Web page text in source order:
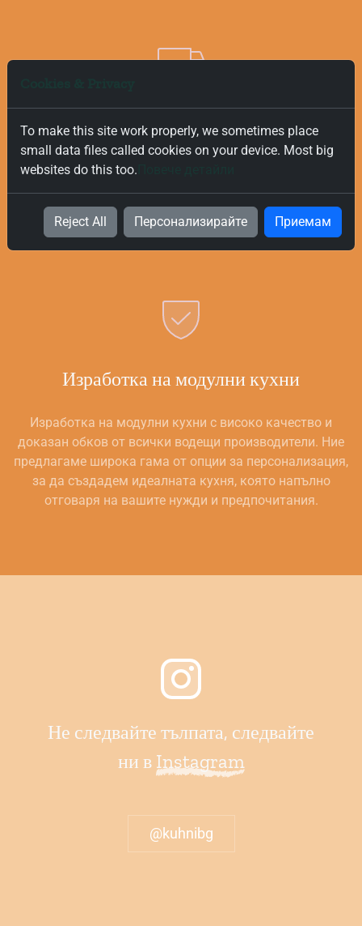
Безплатна и Бърза Доставка
Ние ценим вашето време и за това предлагаме бърза и
тяхната стойност. Нашата цел е да ви предоставим
най-добрите продукти за вашата кухня възможно най-
бързо и безпроблемно.
Изработка на модулни кухни
Изработка на модулни кухни с високо качество и
доказан обков от всички водещи производители. Ние
предлагаме широка гама от опции за персонализация,
за да създадем идеалната кухня, която напълно
отговаря на вашите нужди и предпочитания.
Не следвайте тълпата, следвайте
ни в Instagram
@kuhnibg
To make this site work properly, we sometimes place
small data files called cookies on your device. Most big
websites do this too.
Reject All Персонализирайте Приемам